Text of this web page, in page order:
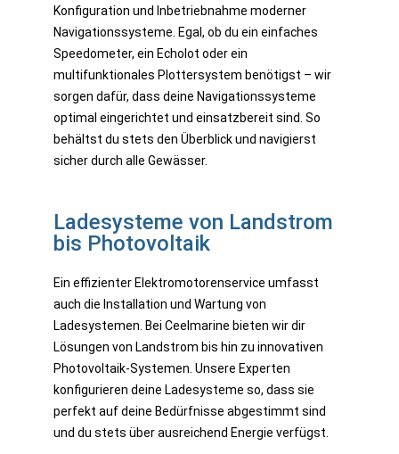
Konfiguration und Inbetriebnahme moderner
Navigationssysteme. Egal, ob du ein einfaches
Speedometer, ein Echolot oder ein
multifunktionales Plottersystem benötigst – wir
sorgen dafür, dass deine Navigationssysteme
optimal eingerichtet und einsatzbereit sind. So
behältst du stets den Überblick und navigierst
sicher durch alle Gewässer.
Ladesysteme von Landstrom
bis Photovoltaik
Ein effizienter Elektromotorenservice umfasst
auch die Installation und Wartung von
Ladesystemen. Bei Ceelmarine bieten wir dir
Lösungen von Landstrom bis hin zu innovativen
Photovoltaik-Systemen. Unsere Experten
konfigurieren deine Ladesysteme so, dass sie
perfekt auf deine Bedürfnisse abgestimmt sind
und du stets über ausreichend Energie verfügst.